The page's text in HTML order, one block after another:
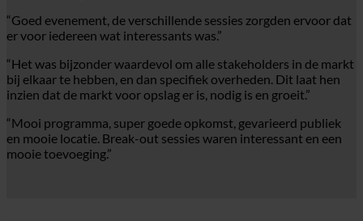
“Goed evenement, de verschillende sessies zorgden ervoor dat
er voor iedereen wat interessants was.”
“Het was bijzonder waardevol om alle stakeholders in de markt
bij elkaar te hebben, en dan specifiek overheden. Dit laat hen
inzien dat de markt voor opslag er is, nodig is en groeit.”
“Mooi programma, super goede opkomst, gevarieerd publiek
en mooie locatie. Break-out sessies waren interessant en een
mooie toevoeging.”